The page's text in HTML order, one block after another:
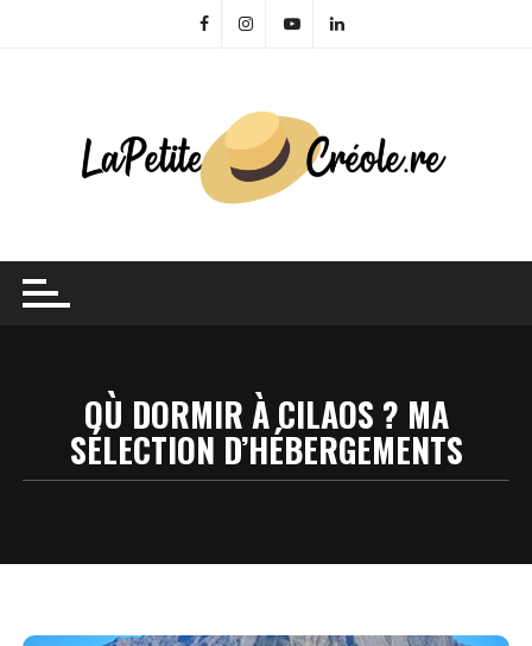
OÙ DORMIR À CILAOS ? MA
SÉLECTION D’HÉBERGEMENTS